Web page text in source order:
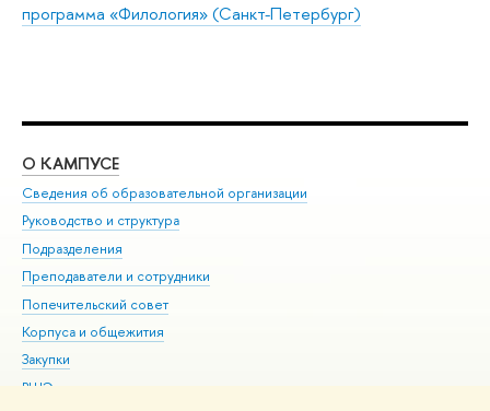
программа «Филология» (Санкт-Петербург)
О КАМПУСЕ
Сведения об образовательной организации
Руководство и структура
Подразделения
Преподаватели и сотрудники
Попечительский совет
Корпуса и общежития
Закупки
ВШЭ для студентов с ограниченными возможностями